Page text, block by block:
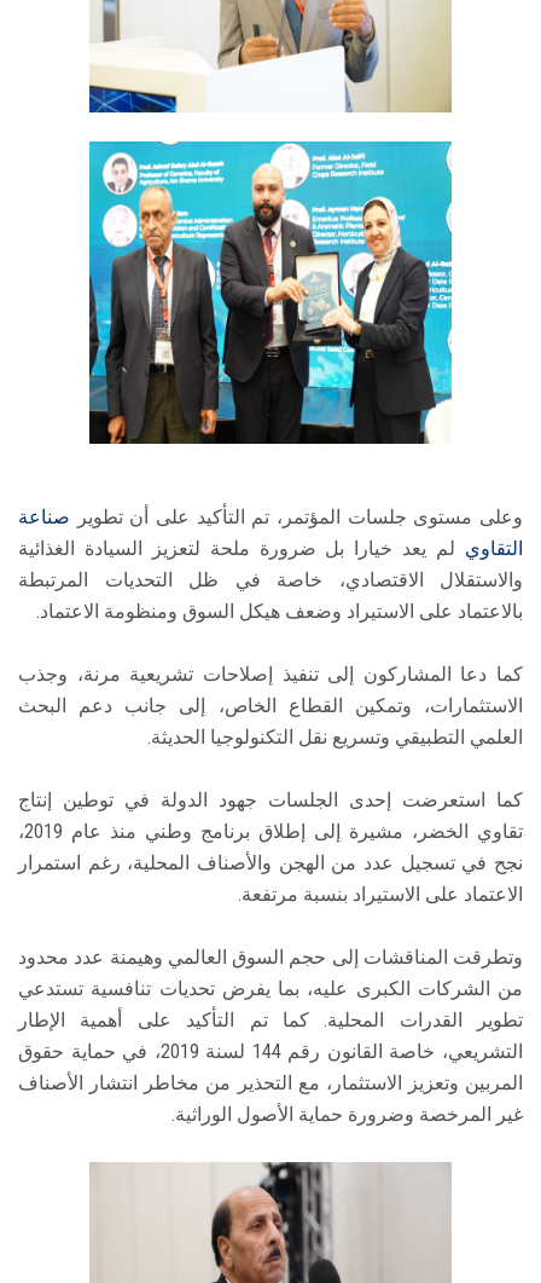
وعلى مستوى جلسات المؤتمر، تم التأكيد على أن تطوير صناعة
التقاوي لم يعد خيارا بل ضرورة ملحة لتعزيز السيادة الغذائية
والاستقلال الاقتصادي، خاصة في ظل التحديات المرتبطة
بالاعتماد على الاستيراد وضعف هيكل السوق ومنظومة الاعتماد.
كما دعا المشاركون إلى تنفيذ إصلاحات تشريعية مرنة، وجذب
الاستثمارات، وتمكين القطاع الخاص، إلى جانب دعم البحث
العلمي التطبيقي وتسريع نقل التكنولوجيا الحديثة.
كما استعرضت إحدى الجلسات جهود الدولة في توطين إنتاج
تقاوي الخضر، مشيرة إلى إطلاق برنامج وطني منذ عام 2019،
نجح في تسجيل عدد من الهجن والأصناف المحلية، رغم استمرار
الاعتماد على الاستيراد بنسبة مرتفعة.
وتطرقت المناقشات إلى حجم السوق العالمي وهيمنة عدد محدود
من الشركات الكبرى عليه، بما يفرض تحديات تنافسية تستدعي
تطوير القدرات المحلية. كما تم التأكيد على أهمية الإطار
التشريعي، خاصة القانون رقم 144 لسنة 2019، في حماية حقوق
المربين وتعزيز الاستثمار، مع التحذير من مخاطر انتشار الأصناف
غير المرخصة وضرورة حماية الأصول الوراثية.